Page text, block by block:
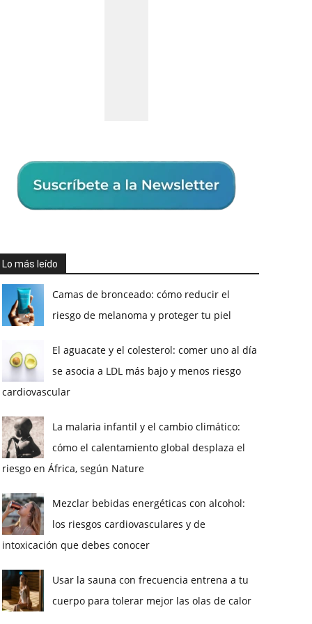
Lo más leído
Camas de bronceado: cómo reducir el
riesgo de melanoma y proteger tu piel
El aguacate y el colesterol: comer uno al día
se asocia a LDL más bajo y menos riesgo
cardiovascular
La malaria infantil y el cambio climático:
cómo el calentamiento global desplaza el
riesgo en África, según Nature
Mezclar bebidas energéticas con alcohol:
los riesgos cardiovasculares y de
intoxicación que debes conocer
Usar la sauna con frecuencia entrena a tu
cuerpo para tolerar mejor las olas de calor